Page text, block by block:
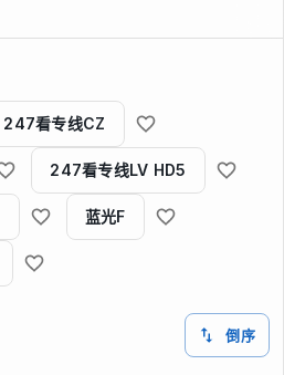
247看专线CZ
247看专线LV HD5
蓝光F
倒序